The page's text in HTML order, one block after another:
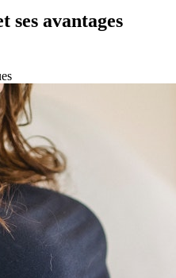
ses avantages